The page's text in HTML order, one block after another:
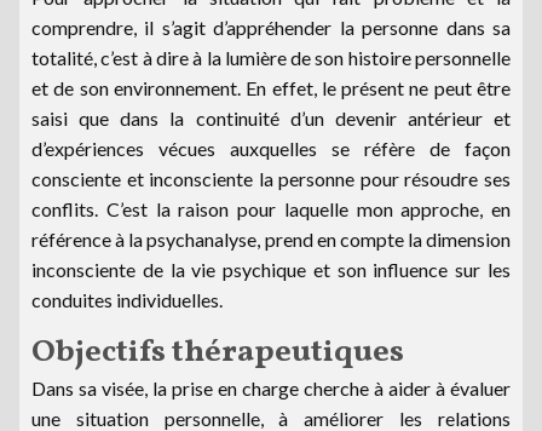
comprendre, il s’agit d’appréhender la personne dans sa
totalité, c’est à dire à la lumière de son histoire personnelle
et de son environnement. En effet, le présent ne peut être
saisi que dans la continuité d’un devenir antérieur et
d’expériences vécues auxquelles se réfère de façon
consciente et inconsciente la personne pour résoudre ses
conflits. C’est la raison pour laquelle mon approche, en
référence à la psychanalyse, prend en compte la dimension
inconsciente de la vie psychique et son influence sur les
conduites individuelles.
Objectifs thérapeutiques
Dans sa visée, la prise en charge cherche à aider à évaluer
une situation personnelle, à améliorer les relations